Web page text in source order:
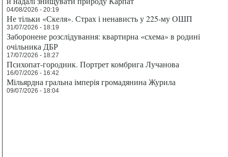
04/08/2026 - 20:19
Не тільки «Скеля». Страх і ненависть у 225-му ОШП
31/07/2026 - 18:19
Заборонене розслідування: квартирна «схема» в родині
очільника ДБР
17/07/2026 - 18:27
Психопат-городник. Портрет комбрига Лучанова
16/07/2026 - 16:42
Мільярдна гральна імперія громадянина Журила
09/07/2026 - 18:04